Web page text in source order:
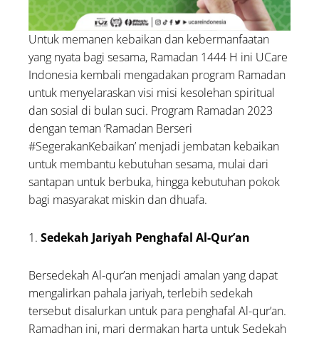
Untuk memanen kebaikan dan kebermanfaatan
yang nyata bagi sesama, Ramadan 1444 H ini UCare
Indonesia kembali mengadakan program Ramadan
untuk menyelaraskan visi misi kesolehan spiritual
dan sosial di bulan suci. Program Ramadan 2023
dengan teman ‘Ramadan Berseri
#SegerakanKebaikan’ menjadi jembatan kebaikan
untuk membantu kebutuhan sesama, mulai dari
santapan untuk berbuka, hingga kebutuhan pokok
bagi masyarakat miskin dan dhuafa.
1.Sedekah Jariyah Penghafal Al-Qur’an
Bersedekah Al-qur’an menjadi amalan yang dapat
mengalirkan pahala jariyah, terlebih sedekah
tersebut disalurkan untuk para penghafal Al-qur’an.
Ramadhan ini, mari dermakan harta untuk Sedekah